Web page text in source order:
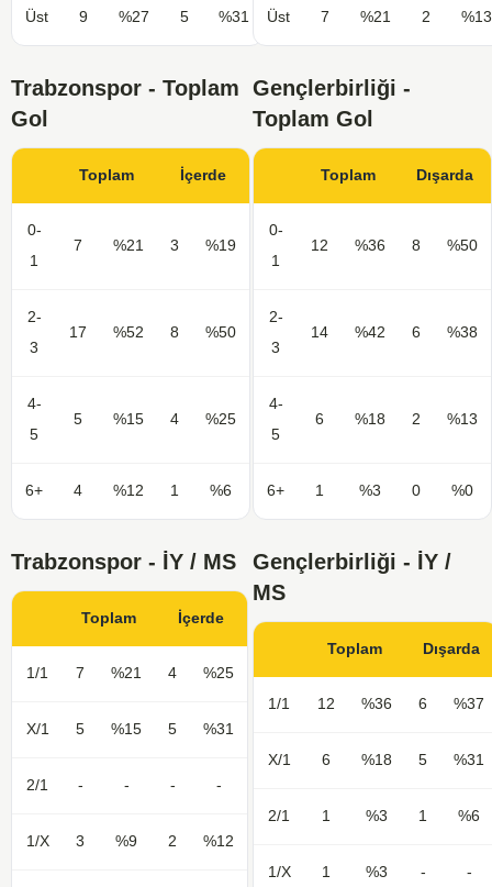
Üst 9 %27 5 %31 Üst 7 %21 2 %13
Trabzonspor - Toplam
Gol
Toplam İçerde
0-
1
7 %21 3 %19
2-
3
17 %52 8 %50
4-
5
5 %15 4 %25
6+ 4 %12 1 %6
Gençlerbirliği -
Toplam Gol
Toplam Dışarda
0-
1
12 %36 8 %50
2-
3
14 %42 6 %38
4-
5
6 %18 2 %13
6+ 1 %3 0 %0
Trabzonspor - İY / MS
Toplam İçerde
1/1 7 %21 4 %25
X/1 5 %15 5 %31
2/1 - - - -
1/X 3 %9 2 %12
Gençlerbirliği - İY /
MS
Toplam Dışarda
1/1 12 %36 6 %37
X/1 6 %18 5 %31
2/1 1 %3 1 %6
1/X 1 %3 - -